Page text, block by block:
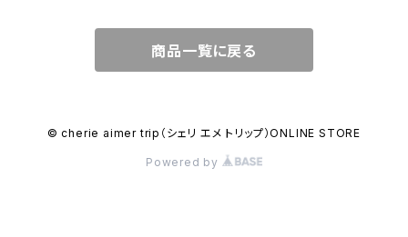
リュック
カップ
マガジンカバー
商品一覧に戻る
© cherie aimer trip（シェリ エメ トリップ）ONLINE STORE
Powered by